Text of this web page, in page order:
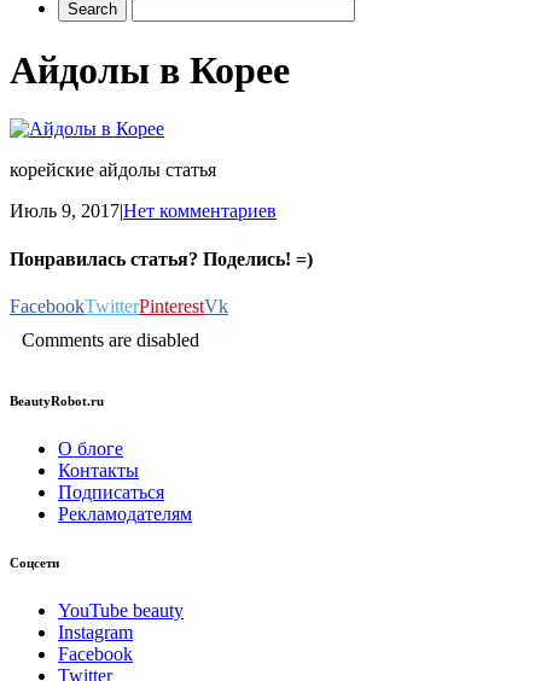
Айдолы в Корее
корейские айдолы статья
Июль 9, 2017|Нет комментариев
Понравилась статья? Поделись! =)
FacebookTwitterPinterestVk
Comments are disabled
BeautyRobot.ru
О блоге
Контакты
Подписаться
Рекламодателям
Соцсети
YouTube beauty
Instagram
Facebook
Twitter